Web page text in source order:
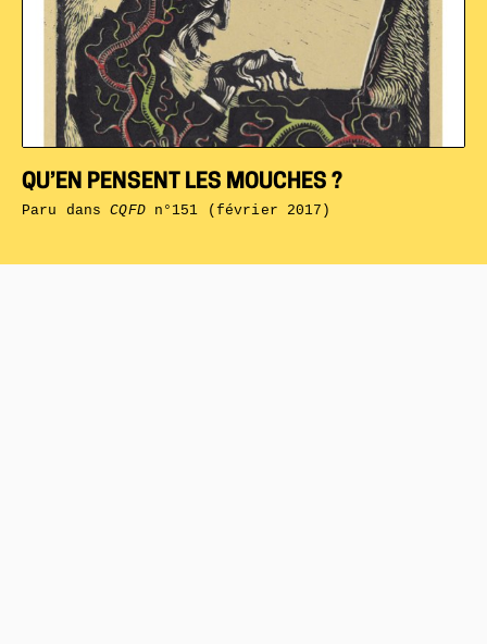
QU’EN PENSENT LES MOUCHES ?
Paru dansCQFDn°151 (février 2017)